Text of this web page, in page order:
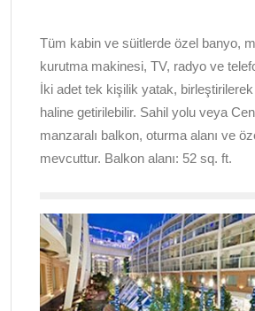
Tüm kabin ve süitlerde özel banyo,
kurutma makinesi, TV, radyo ve
İki adet tek kişilik yatak,
haline getirilebilir. Sahil yolu veya
manzaralı balkon, oturma alanı ve
mevcuttur. Balkon alanı: 52 sq. ft.